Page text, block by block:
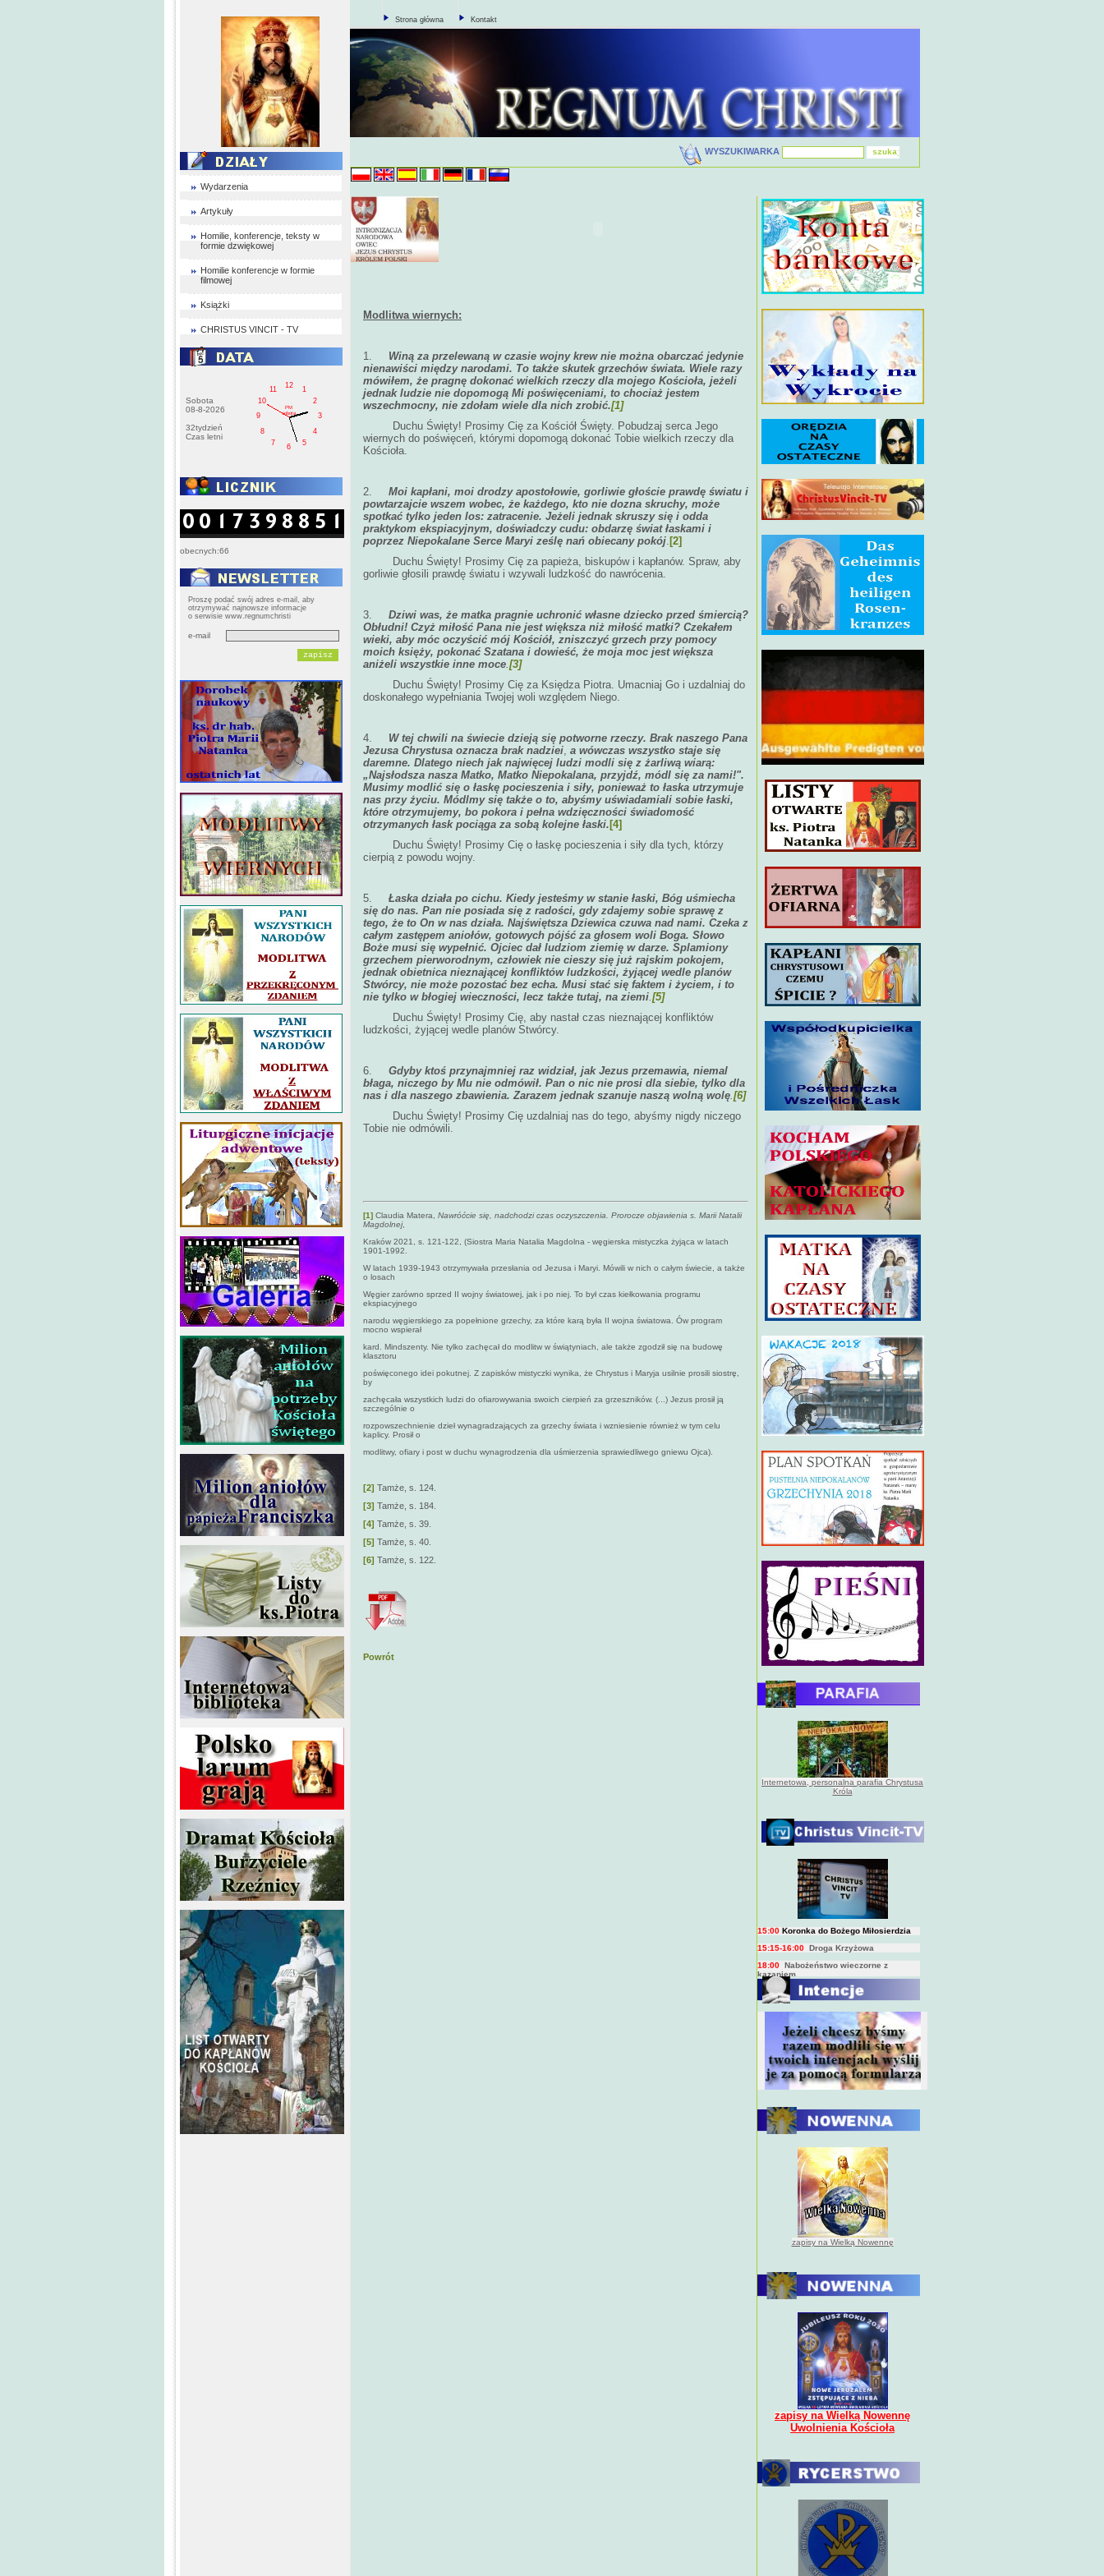
Wydarzenia
Artykuły
Homilie, konferencje, teksty w
formie dzwiękowej
Homilie konferencje w formie
filmowej
Książki
CHRISTUS VINCIT - TV
Sobota
08-8-2026
32tydzień
Czas letni
1
2
3
4
5
6
7
8
9
10
11
12
PM
sobota
obecnych:66
Proszę podać swój adres e-mail, aby
otrzymywać najnowsze informacje
o serwisie www.regnumchristi
e-mail
Strona główna Kontakt
WYSZUKIWARKA
Modlitwa wiernych:
1. Winą za przelewaną w czasie wojny krew nie można obarczać jedynie
nienawiści między narodami. To także skutek grzechów świata. Wiele razy
mówiłem, że pragnę dokonać wielkich rzeczy dla mojego Kościoła, jeżeli
jednak ludzie nie dopomogą Mi poświęceniami, to chociaż jestem
wszechmocny, nie zdołam wiele dla nich zrobić.[1]
Duchu Święty! Prosimy Cię za Kościół Święty. Pobudzaj serca Jego
wiernych do poświęceń, którymi dopomogą dokonać Tobie wielkich rzeczy dla
Kościoła.
2. Moi kapłani, moi drodzy apostołowie, gorliwie głoście prawdę światu i
powtarzajcie wszem wobec, że każdego, kto nie dozna skruchy, może
spotkać tylko jeden los: zatracenie. Jeżeli jednak skruszy się i odda
praktykom ekspiacyjnym, doświadczy cudu: obdarzę świat łaskami i
poprzez Niepokalane Serce Maryi ześlę nań obiecany pokój. [2]
Duchu Święty! Prosimy Cię za papieża, biskupów i kapłanów. Spraw, aby
gorliwie głosili prawdę światu i wzywali ludzkość do nawrócenia.
3. Dziwi was, że matka pragnie uchronić własne dziecko przed śmiercią?
Obłudni! Czyż miłość Pana nie jest większa niż miłość matki? Czekałem
wieki, aby móc oczyścić mój Kościół, zniszczyć grzech przy pomocy
moich księży, pokonać Szatana i dowieść, że moja moc jest większa
aniżeli wszystkie inne moce.[3]
Duchu Święty! Prosimy Cię za Księdza Piotra. Umacniaj Go i uzdalniaj do
doskonałego wypełniania Twojej woli względem Niego.
4. W tej chwili na świecie dzieją się potworne rzeczy. Brak naszego Pana
Jezusa Chrystusa oznacza brak nadziei, a wówczas wszystko staje się
daremne. Dlatego niech jak najwięcej ludzi modli się z żarliwą wiarą:
„Najsłodsza nasza Matko, Matko Niepokalana, przyjdź, módl się za nami!".
Musimy modlić się o łaskę pocieszenia i siły, ponieważ to łaska utrzymuje
nas przy życiu. Módlmy się także o to, abyśmy uświadamiali sobie łaski,
które otrzymujemy, bo pokora i pełna wdzięczności świadomość
otrzymanych łask pociąga za sobą kolejne łaski. [4]
Duchu Święty! Prosimy Cię o łaskę pocieszenia i siły dla tych, którzy
cierpią z powodu wojny.
5. Łaska działa po cichu. Kiedy jesteśmy w stanie łaski, Bóg uśmiecha
się do nas. Pan nie posiada się z radości, gdy zdajemy sobie sprawę z
tego, że to On w nas działa. Najświętsza Dziewica czuwa nad nami. Czeka z
całym zastępem aniołów, gotowych pójść za głosem woli Boga. Słowo
Boże musi się wypełnić. Ojciec dał ludziom ziemię w darze. Splamiony
grzechem pierworodnym, człowiek nie cieszy się już rajskim pokojem,
jednak obietnica nieznającej konfliktów ludzkości, żyjącej wedle planów
Stwórcy, nie może pozostać bez echa. Musi stać się faktem i życiem, i to
nie tylko w błogiej wieczności, lecz także tutaj, na ziemi.[5]
Duchu Święty! Prosimy Cię, aby nastał czas nieznającej konfliktów
ludzkości, żyjącej wedle planów Stwórcy.
6. Gdyby ktoś przynajmniej raz widział, jak Jezus przemawia, niemal
błaga, niczego by Mu nie odmówił. Pan o nic nie prosi dla siebie, tylko dla
nas i dla naszego zbawienia. Zarazem jednak szanuje naszą wolną wolę.[6]
Duchu Święty! Prosimy Cię uzdalniaj nas do tego, abyśmy nigdy niczego
Tobie nie odmówili.
[1] Claudia Matera, Nawróćcie się, nadchodzi czas oczyszczenia. Prorocze objawienia s. Marii Natalii
Magdolnej,
Kraków 2021, s. 121-122, (Siostra Maria Natalia Magdolna - węgierska mistyczka żyjąca w latach
1901-1992.
W latach 1939-1943 otrzymywała przesłania od Jezusa i Maryi. Mówili w nich o całym świecie, a także
o losach
Węgier zarówno sprzed II wojny światowej, jak i po niej. To był czas kiełkowania programu
ekspiacyjnego
narodu węgierskiego za popełnione grzechy, za które karą była II wojna światowa. Ów program
mocno wspierał
kard. Mindszenty. Nie tylko zachęcał do modlitw w świątyniach, ale także zgodził się na budowę
klasztoru
poświęconego idei pokutnej. Z zapisków mistyczki wynika, że Chrystus i Maryja usilnie prosili siostrę,
by
zachęcała wszystkich ludzi do ofiarowywania swoich cierpień za grzeszników. (...) Jezus prosił ją
szczególnie o
rozpowszechnienie dzieł wynagradzających za grzechy świata i wzniesienie również w tym celu
kaplicy. Prosił o
modlitwy, ofiary i post w duchu wynagrodzenia dla uśmierzenia sprawiedliwego gniewu Ojca).
[2] Tamże, s. 124.
[3] Tamże, s. 184.
[4] Tamże, s. 39.
[5] Tamże, s. 40.
[6] Tamże, s. 122.
Powrót
Internetowa, personalna parafia Chrystusa
Króla
BIEŻĄCY PROGRAM TRANSMISJI
BEZPOŚREDNICH(na żywo)
Msza święta
Koronka do Bożego Miłosierdzia
15:15-16:00 Droga Krzyżowa
18:00 Nabożeństwo wieczorne z
kazaniem
10:00
Niedzielna Msza święta w miarę
możliwości ks. Piotra
zapisy na Wielką Nowennę
zapisy na Wielką Nowennę
Uwolnienia Kościoła